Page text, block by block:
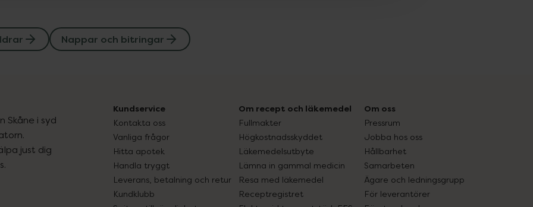
Nappar och bitringar
Skåne i syd
just dig
Kundservice
Kontakta oss
Vanliga frågor
Hitta apotek
Handla tryggt
Leverans, betalning och retur
Kundklubb
Om recept och läkemedel
Fullmakter
Högkostnadsskyddet
Läkemedelsutbyte
Lämna in gammal medicin
Resa med läkemedel
Receptregistret
Om oss
Pressrum
Jobba hos oss
Hållbarhet
Samarbeten
Ägare och ledningsgrupp
För leverantörer